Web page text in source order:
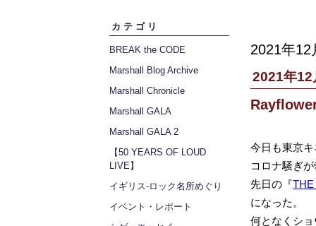
カテゴリ
BREAK the CODE
Marshall Blog Archive
Marshall Chronicle
Marshall GALA
Marshall GALA 2
【50 YEARS OF LOUD
LIVE】
イギリス‐ロック名所めぐり
イベント・レポート
2021年12
2021年12
今日も東京
コロナ騒ぎ
先日の『THE
になった。
何となくシ